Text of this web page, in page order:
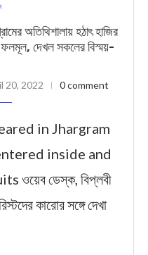
অতিথিশালায় হঠাৎ হাজির
ফলমূল, দেখল সকলের বিস্ময়-
20, 2022 0 comment
in Jhargram
inside and
ডেস্ক, বিপ্লবী
কারোর সঙ্গে দেখা